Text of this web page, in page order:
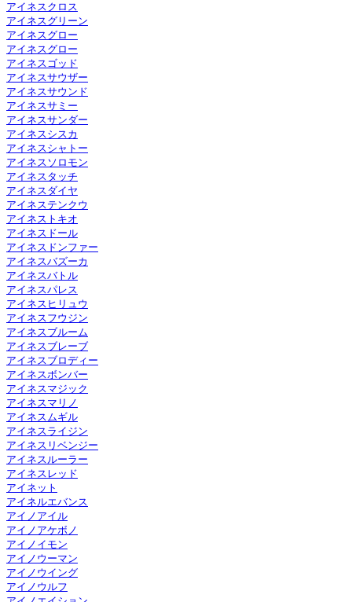
アイネスクロス
アイネスグリーン
アイネスグロー
アイネスグロー
アイネスゴッド
アイネスサウザー
アイネスサウンド
アイネスサミー
アイネスサンダー
アイネスシスカ
アイネスシャトー
アイネスソロモン
アイネスタッチ
アイネスダイヤ
アイネステンクウ
アイネストキオ
アイネスドール
アイネスドンファー
アイネスバズーカ
アイネスバトル
アイネスパレス
アイネスヒリュウ
アイネスフウジン
アイネスブルーム
アイネスブレーブ
アイネスブロディー
アイネスボンバー
アイネスマジック
アイネスマリノ
アイネスムギル
アイネスライジン
アイネスリベンジー
アイネスルーラー
アイネスレッド
アイネット
アイネルエバンス
アイノアイル
アイノアケボノ
アイノイモン
アイノウーマン
アイノウイング
アイノウルフ